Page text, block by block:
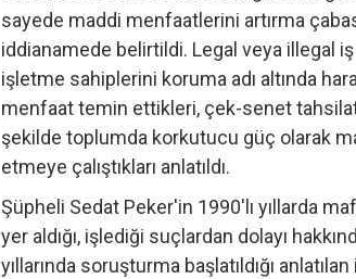
sayede maddi menfaatlerini artırma
iddianamede belirtildi. Legal veya illegal iş
işletme sahiplerini koruma adı altında
menfaat temin ettikleri, çek-senet
şekilde toplumda korkutucu güç olarak
etmeye çalıştıkları anlatıldı.
Şüpheli Sedat Peker'in 1990'lı yıllarda
yer aldığı, işlediği suçlardan dolayı
yıllarında soruşturma başlatıldığı